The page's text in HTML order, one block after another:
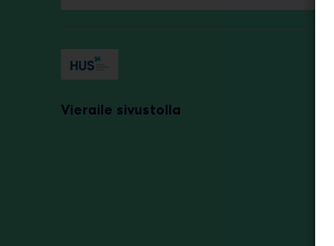
Vieraile sivustolla